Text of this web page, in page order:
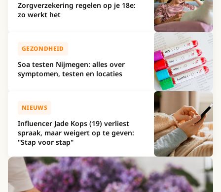
Zorgverzekering regelen op je 18e:
zo werkt het
GEZONDHEID
Soa testen Nijmegen: alles over
symptomen, testen en locaties
NIEUWS
Influencer Jade Kops (19) verliest
spraak, maar weigert op te geven:
"Stap voor stap"